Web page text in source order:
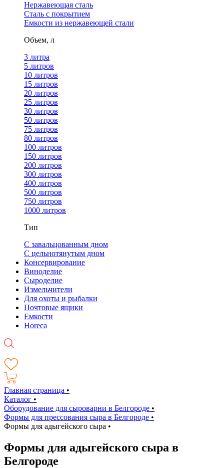
Нержавеющая сталь
Сталь с покрытием
Емкости из нержавеющей стали
Объем, л
3 литра
5 литров
10 литров
15 литров
20 литров
25 литров
30 литров
50 литров
75 литров
80 литров
100 литров
150 литров
200 литров
300 литров
400 литров
500 литров
750 литров
1000 литров
Тип
С завальцованным дном
С цельнотянутым дном
Консервирование
Виноделие
Сыроделие
Измельчители
Для охоты и рыбалки
Почтовые ящики
Емкости
Horeca
Главная страница •
Каталог •
Оборудование для сыроварни в Белгороде •
Формы для прессования сыра в Белгороде •
Формы для адыгейского сыра •
Формы для адыгейского сыра в
Белгороде